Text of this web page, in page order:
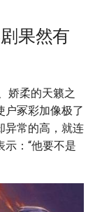
果然有
娇柔的天籁之
户冢彩加像极了
异常的高，就连
：“他要不是